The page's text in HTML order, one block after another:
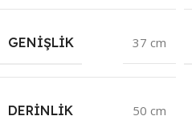
GENIŞLIK 37 cm
DERINLIK 50 cm